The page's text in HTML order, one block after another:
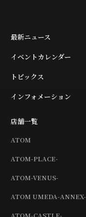
最新ニュース
イベントカレンダー
トピックス
インフォメーション
店舗一覧
ATOM
ATOM-PLACE-
ATOM-VENUS-
ATOM UMEDA-ANNEX-
ATOM-CASTLE-